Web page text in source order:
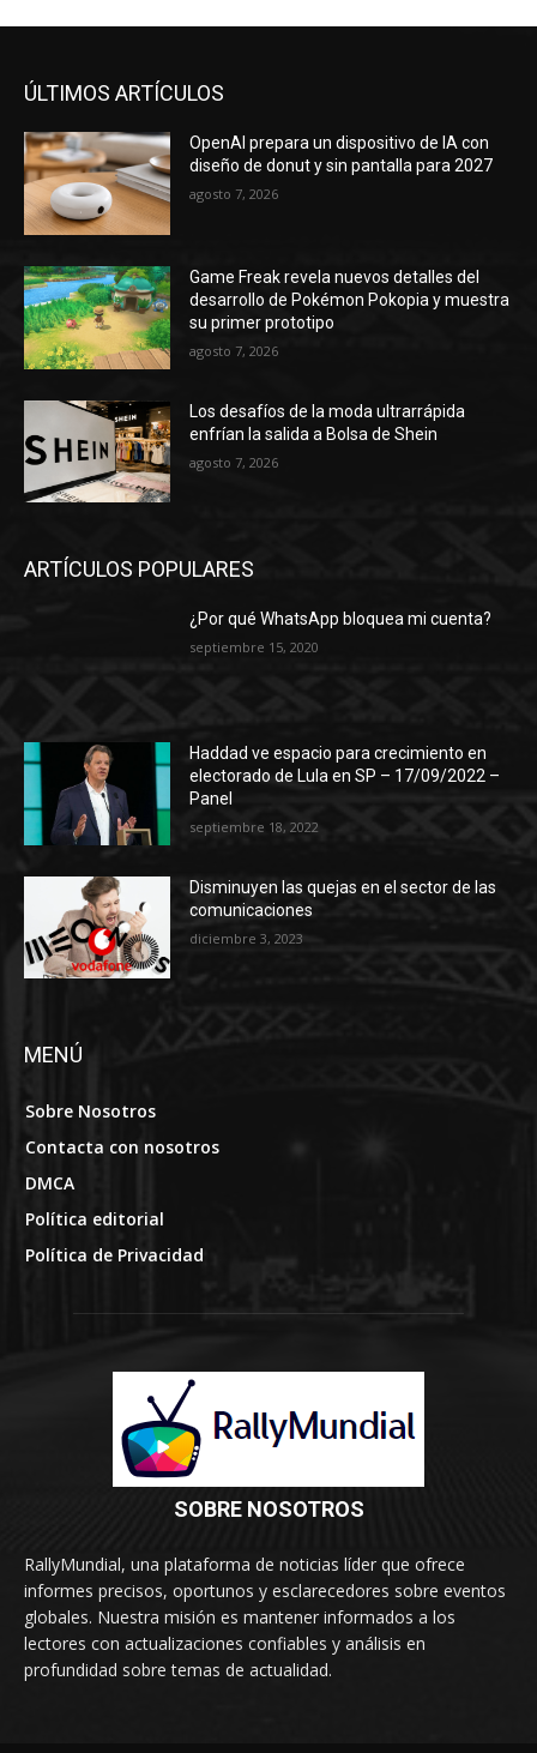
ÚLTIMOS ARTÍCULOS
OpenAI prepara un dispositivo de IA con
diseño de donut y sin pantalla para 2027
agosto 7, 2026
Game Freak revela nuevos detalles del
desarrollo de Pokémon Pokopia y muestra
su primer prototipo
agosto 7, 2026
Los desafíos de la moda ultrarrápida
enfrían la salida a Bolsa de Shein
agosto 7, 2026
ARTÍCULOS POPULARES
¿Por qué WhatsApp bloquea mi cuenta?
septiembre 15, 2020
Haddad ve espacio para crecimiento en
electorado de Lula en SP – 17/09/2022 –
Panel
septiembre 18, 2022
Disminuyen las quejas en el sector de las
comunicaciones
diciembre 3, 2023
MENÚ
Sobre Nosotros
Contacta con nosotros
DMCA
Política editorial
Política de Privacidad
SOBRE NOSOTROS
RallyMundial, una plataforma de noticias líder que ofrece
informes precisos, oportunos y esclarecedores sobre eventos
globales. Nuestra misión es mantener informados a los
lectores con actualizaciones confiables y análisis en
profundidad sobre temas de actualidad.